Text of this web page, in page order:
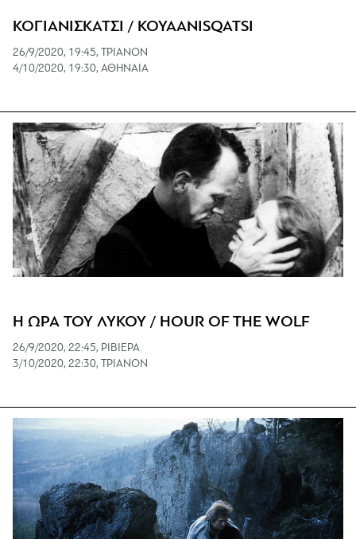
ΚΟΓΙΑΝΙΣΚΑΤΣΙ / KOYAANISQATSI
26/9/2020, 19:45, ΤΡΙΑΝΟΝ
4/10/2020, 19:30, ΑΘΗΝΑΙΑ
Η ΩΡΑ ΤΟΥ ΛΥΚΟΥ / HOUR OF THE WOLF
26/9/2020, 22:45, ΡΙΒΙΕΡΑ
3/10/2020, 22:30, ΤΡΙΑΝΟΝ